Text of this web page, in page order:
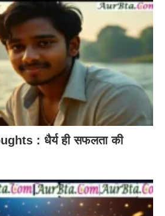
: धैर्य ही सफलता की